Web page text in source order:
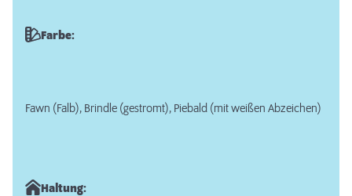
Farbe:
Fawn (Falb), Brindle (gestromt), Piebald (mit weißen Abzeichen)
Haltung: